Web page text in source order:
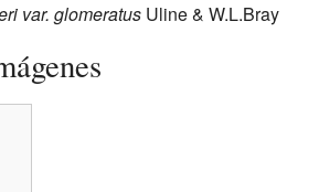
var. glomeratus Uline & W.L.Bray